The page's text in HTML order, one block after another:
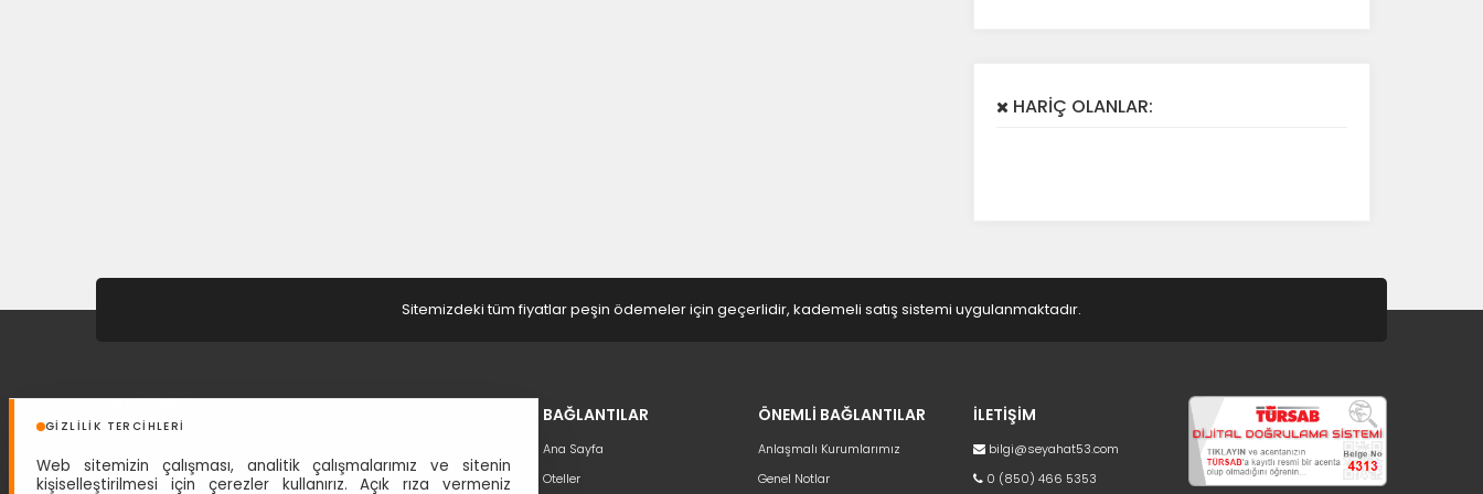
GIZLILIK TERCIHLERI
Web sitemizin çalışması, analitik çalışmalarımız ve sitenin
kişiselleştirilmesi için çerezler kullanırız. Açık rıza vermeniz
HARİÇ OLANLAR:
Sitemizdeki tüm fiyatlar peşin ödemeler için geçerlidir, kademeli satış sistemi uygulanmaktadır.
HAKKIMIZDA
seyahat acentesi belgesine sahip acentemiz 1 Eylül 1997
tarihinden beri siz değerli misafirlerine hizmet
BAĞLANTILAR
Ana Sayfa
Oteller
ÖNEMLİ BAĞLANTILAR
Anlaşmalı Kurumlarımız
Genel Notlar
İLETİŞİM
bilgi@seyahat53.com
0 (850) 466 5353